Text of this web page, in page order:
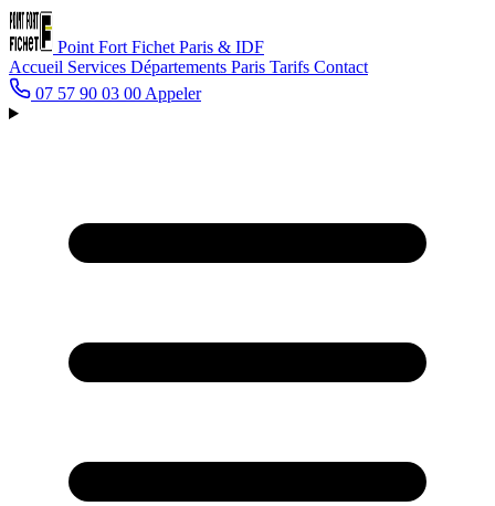
Point Fort Fichet Paris & IDF
Accueil Services Départements Paris Tarifs Contact
07 57 90 03 00 Appeler